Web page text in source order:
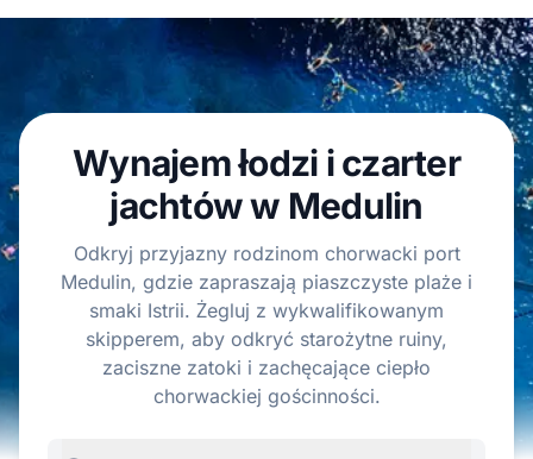
Dla partnerów
zł
Złoty
Nederlands
Español
Polski
Wynajem łodzi i czarter
jachtów w Medulin
Odkryj przyjazny rodzinom chorwacki port
Medulin, gdzie zapraszają piaszczyste plaże i
smaki Istrii. Żegluj z wykwalifikowanym
skipperem, aby odkryć starożytne ruiny,
zaciszne zatoki i zachęcające ciepło
chorwackiej gościnności.